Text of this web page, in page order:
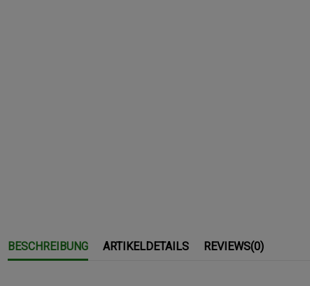
BESCHREIBUNG ARTIKELDETAILS REVIEWS(0)